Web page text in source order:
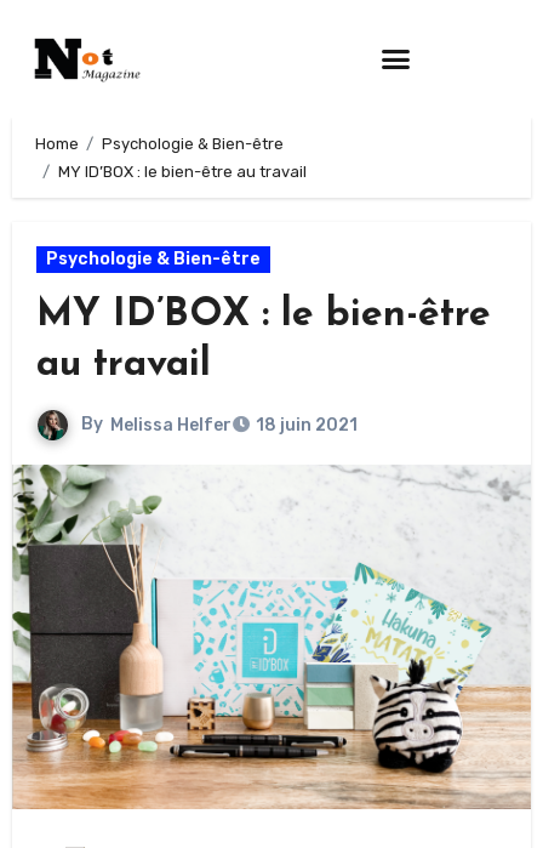
Home
Psychologie & Bien-être
MY ID’BOX : le bien-être au travail
Psychologie & Bien-être
MY ID’BOX : le bien-être
au travail
By Melissa Helfer 18 juin 2021